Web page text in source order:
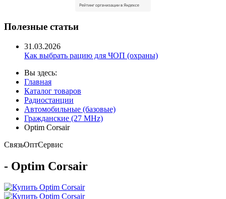
Полезные статьи
31.03.2026
Как выбрать рацию для ЧОП (охраны)
Вы здесь:
Главная
Каталог товаров
Радиостанции
Автомобильные (базовые)
Гражданские (27 MHz)
Optim Corsair
СвязьОптСервис
- Optim Corsair